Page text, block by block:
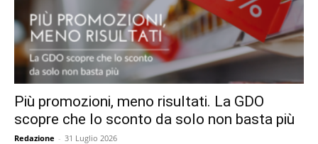
Più promozioni, meno risultati. La GDO
scopre che lo sconto da solo non basta più
Redazione - 31 Luglio 2026